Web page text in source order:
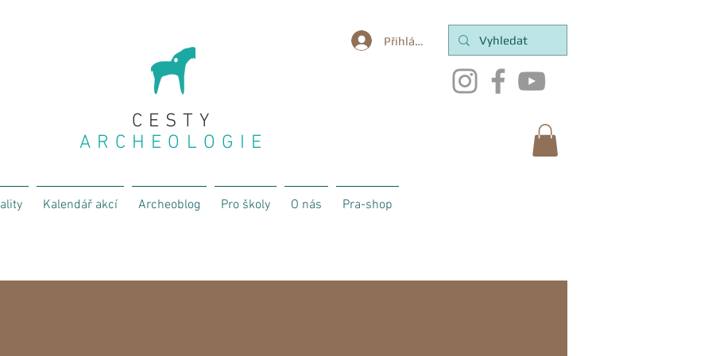
Přihlásit se
CESTY
ARCHEOLOGIE
Kalendář akcí Archeoblog Pro školy O nás Pra-shop